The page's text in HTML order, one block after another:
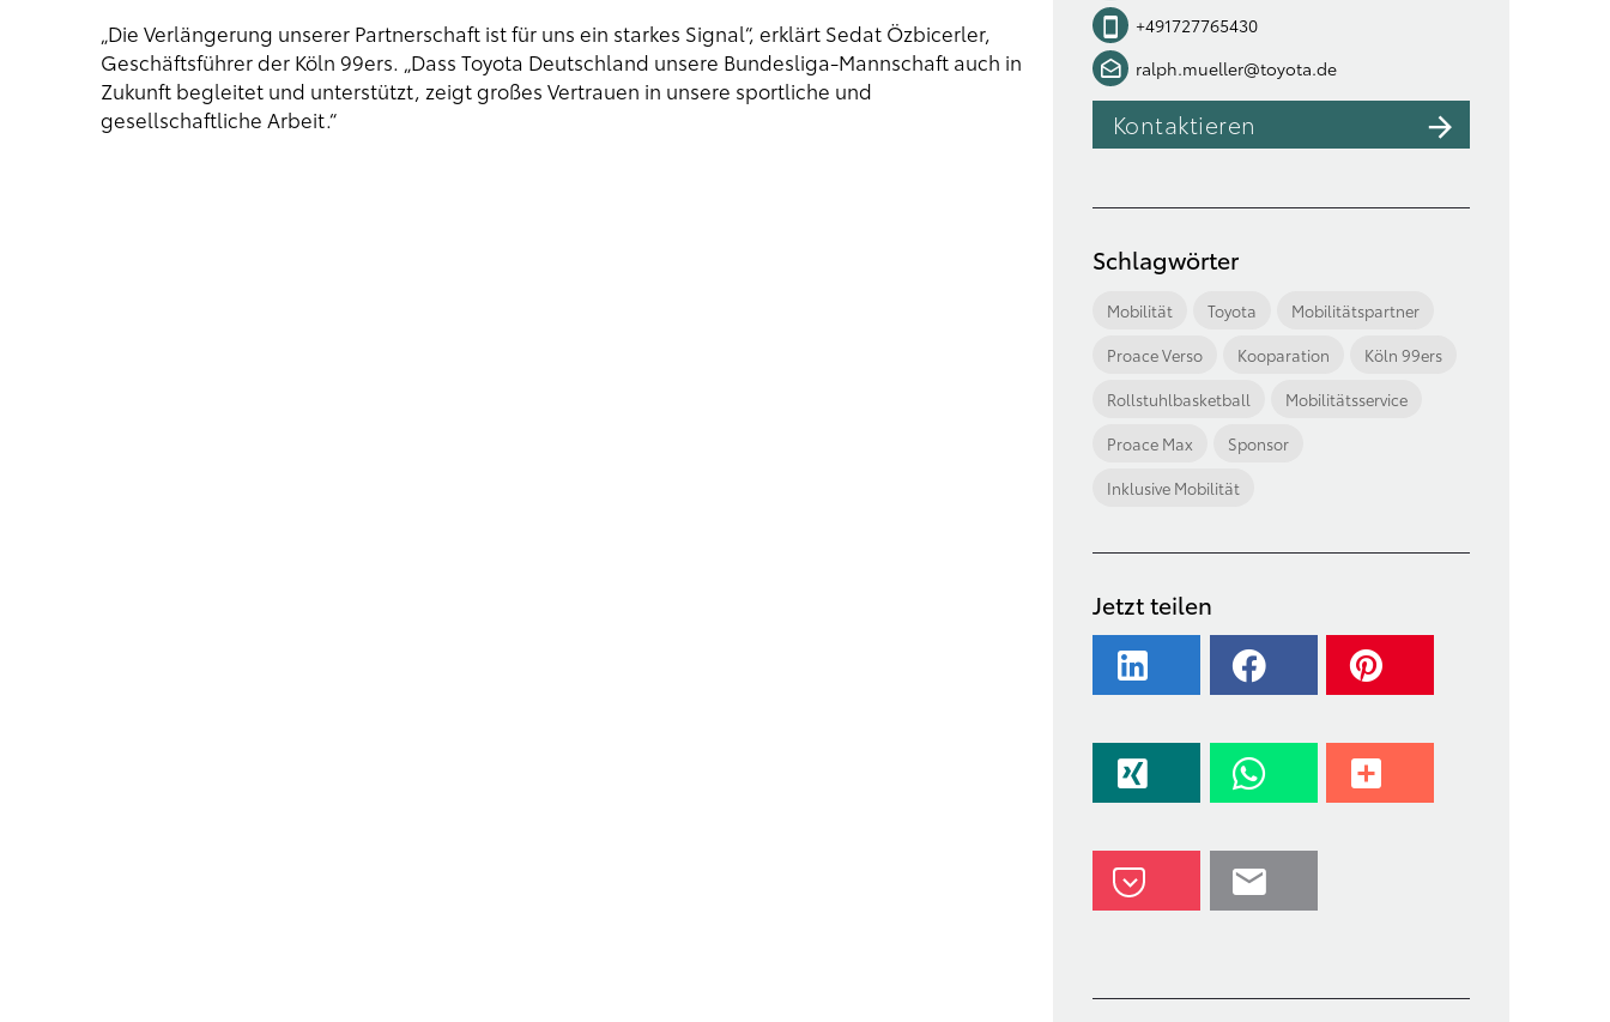
„Die Verlängerung unserer Partnerschaft ist für uns ein starkes Signal“, erklärt Sedat Özbicerler,
Geschäftsführer der Köln 99ers. „Dass Toyota Deutschland unsere Bundesliga-Mannschaft auch in
Zukunft begleitet und unterstützt, zeigt großes Vertrauen in unsere sportliche und
gesellschaftliche Arbeit.“
+491727765430
ralph.mueller@toyota.de
Kontaktieren
Schlagwörter
Mobilität Toyota Mobilitätspartner
Proace Verso Kooparation Köln 99ers
Rollstuhlbasketball Mobilitätsservice
Proace Max Sponsor
Inklusive Mobilität
Jetzt teilen